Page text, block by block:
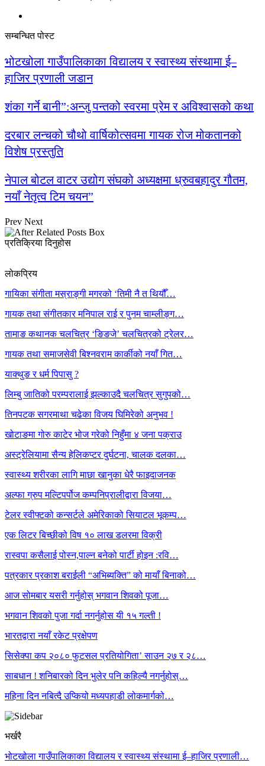
सम्बन्धित पोस्ट
भोटखोला गाउँपालिकाका विद्यालय र स्वास्थ्य संस्थामा ई–
हाजिर प्रणाली जडान
शंका गर्ने बानी”:अन्जु पन्तको स्वरमा प्रेम र अविश्वासको कथा
दरबार लन्चको चौथो वार्षिकोत्सवमा गायक रोज मोकतानको
विशेष प्रस्तुति
नेपाल बोटल वाटर उद्योग संघको अध्यक्षमा ध्रुवबहादुर गौतम,
नयाँ नेतृत्व टिम चयन”
Prev Next
प्रतिक्रिया दिनुहोस
लोकप्रिय
गायिका संगीता मस्राङ्गी मगरको ‘तिमी नै त थियौँ…
गायक तथा संगीतकार मनिपाल राई र पुनम चाम्लीङ्ग…
तामाङ कथानक चलचित्र ‘ङिङजे’ चलचित्रको ट्रेलर…
गायक तथा समाजसेवी बिश्नवराम कार्कीको नयाँ गित…
याक्थुङ र धर्म पिपासु ?
लिम्बु जातिको परम्परालाई झल्काउदै चलचित्र सुगुपको…
तिनपटक सगरमाथा चढेका विजय घिमिरेको अनुभव !
खोटाङमा गोरु काटेर भोज गरेको निहुँमा ४ जना पक्राउ
अस्ट्रेलियामा सैन्य हेलिकप्टर दुर्घटना, चालक दलका…
स्वास्थ्य शरीरका लागि माछा खानुका धेरै फाइदाजनक
अल्फा ग्रुप मल्टिपर्पोज कम्पनिप्रालीद्वारा विजया…
टेलर स्वीफ्टको कन्सर्टले अमेरिकाको सियाटल भूकम्प…
एक लिटर बिच्छीको विष १० लाख डलरमा विक्री
रास्वपा कसैलाई पोस्न,पाल्न बनेको पार्टी होइन :रवि…
पत्रकार प्रकाश बराईली “अभिब्यक्ति” को मायाँ बिनाको…
आज सोमबार यसरी गर्नुहोस् भगवान शिवको पूजा…
भगवान शिवको पुजा गर्दा नगर्नुहोस यी १५ गल्ती !
भारतद्वारा नयाँ रकेट प्रक्षेपण
सिसेक्पा कप २०८० फुटसल प्रतियोगिता’ साउन २७ र २८…
साबधान ! शनिबारको दिन भुलेर पनि कहिल्यै नगर्नुहोस्…
महिना दिन नबित्दै उप्कियो मध्यपहाडी लोकमार्गको…
भर्खरै
भोटखोला गाउँपालिकाका विद्यालय र स्वास्थ्य संस्थामा ई–हाजिर प्रणाली…